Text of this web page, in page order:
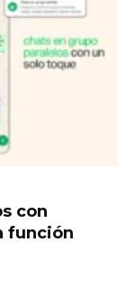
con
función